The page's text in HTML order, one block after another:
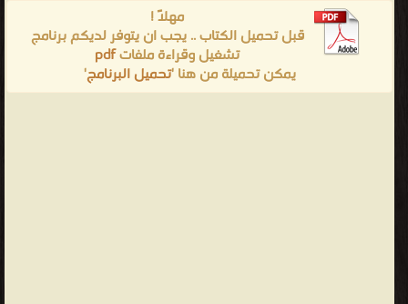
مهلاً !
قبل تحميل الكتاب .. يجب ان يتوفر لديكم برنامج
تشغيل وقراءة ملفاتpdf
يمكن تحميلة من هنا 'تحميل البرنامج'